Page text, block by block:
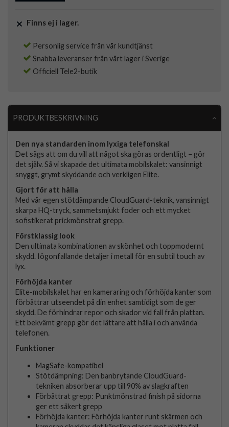
Finns ej i lager.
Personlig service från vår kundtjänst
Snabba leveranser från vårt lager i Sverige
Officiell Tele2-butik
PRODUKTBESKRIVNING
Den nya standarden inom lyxiga telefonskal
Det sägs att om du vill att något ska göras ordentligt – gör
det själv. Så vi skapade det ultimata mobilskalet: vansinnigt
snyggt, grymt skyddande och verkligen Elite.
Gjort för att hålla
Med vår egen stötdämpande CloudGuard-teknik, vansinnigt
skarpa HQ-tryck, sammetsmjukt foder och ett mycket
sofistikerat prickmönstrat grepp.
Förstklassig look
Den ultimata kombinationen av skönhet och toppmodernt
skydd. Iögonfallande detaljer i metall för en subtil touch av
lyx.
Förhöjda kanter
Elite-mobilskalet har en kameraring och förhöjda kanter som
förbättrar utseendet på din enhet samtidigt som de ger
skydd. De förhindrar repor och skador vid fall från plattan.
Ett bekvämt grepp gör det lättare att hålla i och använda
telefonen.
Funktioner
MagSafe-kompatibel
Stötdämpning: Den banbrytande CloudGuard-
tekniken absorberar upp till 90% av slagkraften
Förbättrat grepp: Punktmönstrad finish på sidorna
ger ett säkert grepp
Förhöjda kanter: Förhöjda kanter runt skärmen och